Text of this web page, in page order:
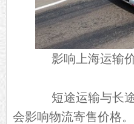
影响上海运输价
短途运输与长途
会影响物流寄售价格